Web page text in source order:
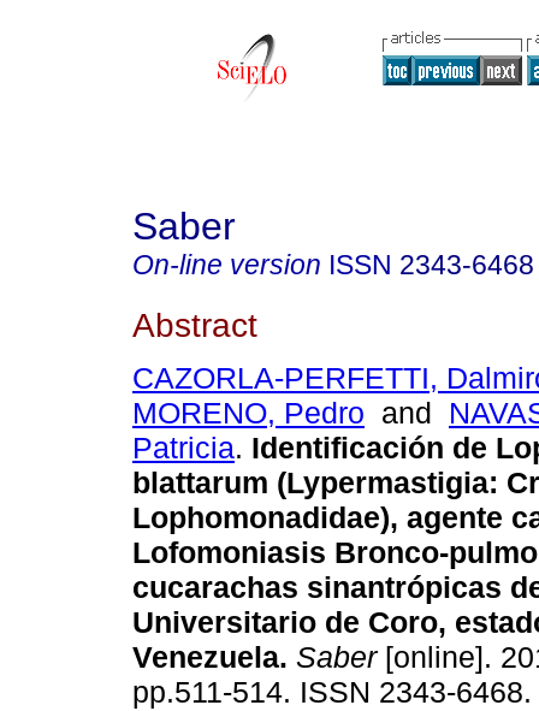
Saber
On-line version ISSN 2343-6468
Abstract
CAZORLA-PERFETTI,
MORENO, Pedro and
Patricia. Identificación de
blattarum (Lypermastigia:
Lophomonadidae), agente
Lofomoniasis Bronco-
cucarachas sinantrópicas
Universitario de Coro,
Venezuela. Saber[online].
pp.511-514. ISSN 2343-6468.